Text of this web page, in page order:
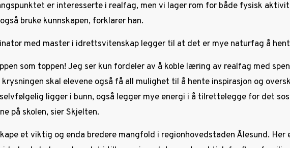
er interesserte i realfag, men vi lager rom for både fysisk
bruke kunnskapen, forklarer han.
med master i idrettsvitenskap legger til at det er mye naturfag å
som toppen! Jeg ser kun fordeler av å koble læring av realfag med
skal elevene også få all mulighet til å hente inspirasjon og
ligger i bunn, også legger mye energi i å tilrettelegge for det
på skolen, sier Skjelten.
et viktig og enda bredere mangfold i regionhovedstaden Ålesund.